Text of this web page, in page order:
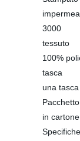
3000
tessuto
100%
tasca
una
in cartone
Specifiche